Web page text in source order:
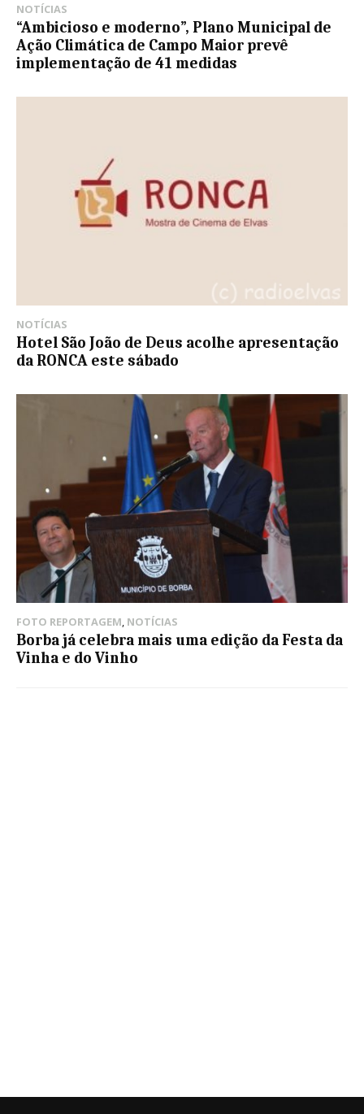
NOTÍCIAS
“Ambicioso e moderno”, Plano Municipal de
Ação Climática de Campo Maior prevê
implementação de 41 medidas
NOTÍCIAS
Hotel São João de Deus acolhe apresentação
da RONCA este sábado
FOTO REPORTAGEM, NOTÍCIAS
Borba já celebra mais uma edição da Festa da
Vinha e do Vinho